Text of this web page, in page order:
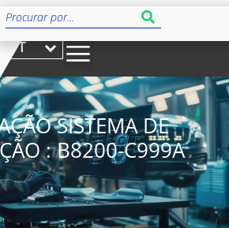
PT
SISTEMA DE
: B8200-C999A